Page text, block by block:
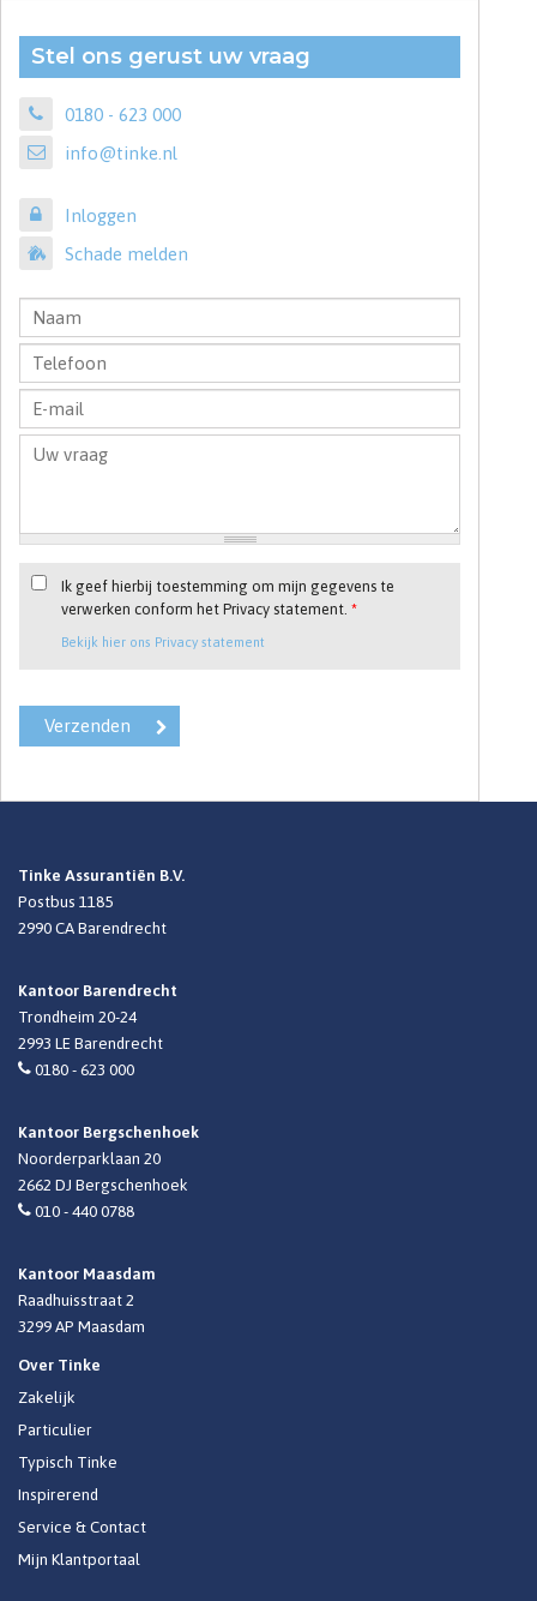
Stel ons gerust uw vraag
0180 - 623 000
info@tinke.nl
Inloggen
Schade melden
Ik geef hierbij toestemming om mijn gegevens te
verwerken conform het Privacy statement. *
Bekijk hier ons Privacy statement
Tinke Assurantiën B.V.
Postbus 1185
2990 CABarendrecht
Kantoor Barendrecht
Trondheim 20-24
2993 LE Barendrecht
0180 - 623 000
Kantoor Bergschenhoek
Noorderparklaan 20
2662 DJ Bergschenhoek
010 - 440 0788
Kantoor Maasdam
Raadhuisstraat 2
3299 AP Maasdam
Over Tinke
Zakelijk
Particulier
Typisch Tinke
Inspirerend
Service & Contact
Mijn Klantportaal